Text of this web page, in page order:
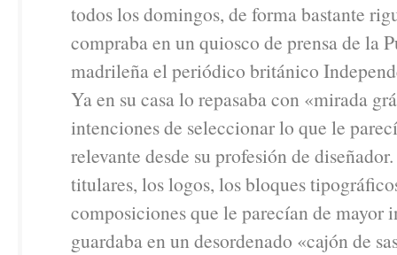
todos los domingos, de forma bastante
compraba en un quiosco de prensa de la
madrileña el periódico británico
Ya en su casa lo repasaba con «mirada
intenciones de seleccionar lo que le
relevante desde su profesión de
titulares, los logos, los bloques
composiciones que le parecían de mayor
guardaba en un desordenado «cajón de